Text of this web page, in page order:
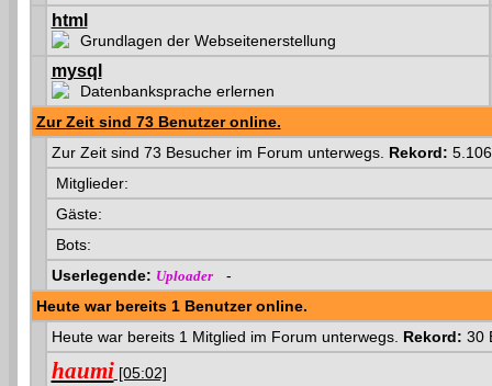
html
Grundlagen der Webseitenerstellung
mysql
Datenbanksprache erlernen
Zur Zeit sind 73 Benutzer online.
Zur Zeit sind 73 Besucher im Forum unterwegs. Rekord:
Mitglieder:
Gäste:
Bots:
Userlegende: Uploader-
Heute war bereits 1 Benutzer online.
Heute war bereits 1 Mitglied im Forum unterwegs. Rekord: 30
haumi [05:02]